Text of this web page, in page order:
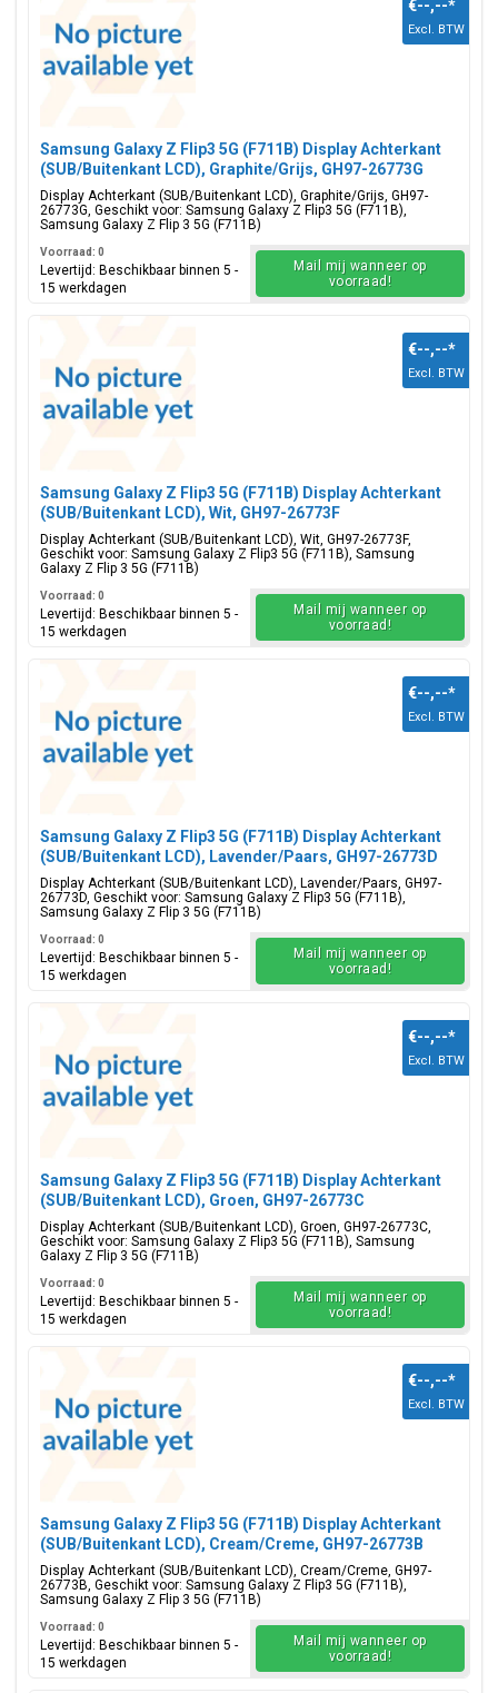
Samsung Galaxy Z Flip3 5G (F711B) Display Achterkant
(SUB/Buitenkant LCD), Graphite/Grijs, GH97-26773G
Display Achterkant (SUB/Buitenkant LCD), Graphite/Grijs, GH97-
26773G, Geschikt voor: Samsung Galaxy Z Flip3 5G (F711B),
Samsung Galaxy Z Flip 3 5G (F711B)
€--,--*
Excl. BTW
Voorraad: 0
Levertijd: Beschikbaar binnen 5 -
15 werkdagen
Mail mij wanneer op
voorraad!
Samsung Galaxy Z Flip3 5G (F711B) Display Achterkant
(SUB/Buitenkant LCD), Wit, GH97-26773F
Display Achterkant (SUB/Buitenkant LCD), Wit, GH97-26773F,
Geschikt voor: Samsung Galaxy Z Flip3 5G (F711B), Samsung
Galaxy Z Flip 3 5G (F711B)
€--,--*
Excl. BTW
Voorraad: 0
Levertijd: Beschikbaar binnen 5 -
15 werkdagen
Mail mij wanneer op
voorraad!
Samsung Galaxy Z Flip3 5G (F711B) Display Achterkant
(SUB/Buitenkant LCD), Lavender/Paars, GH97-26773D
Display Achterkant (SUB/Buitenkant LCD), Lavender/Paars, GH97-
26773D, Geschikt voor: Samsung Galaxy Z Flip3 5G (F711B),
Samsung Galaxy Z Flip 3 5G (F711B)
€--,--*
Excl. BTW
Voorraad: 0
Levertijd: Beschikbaar binnen 5 -
15 werkdagen
Mail mij wanneer op
voorraad!
Samsung Galaxy Z Flip3 5G (F711B) Display Achterkant
(SUB/Buitenkant LCD), Groen, GH97-26773C
Display Achterkant (SUB/Buitenkant LCD), Groen, GH97-26773C,
Geschikt voor: Samsung Galaxy Z Flip3 5G (F711B), Samsung
Galaxy Z Flip 3 5G (F711B)
€--,--*
Excl. BTW
Voorraad: 0
Levertijd: Beschikbaar binnen 5 -
15 werkdagen
Mail mij wanneer op
voorraad!
Samsung Galaxy Z Flip3 5G (F711B) Display Achterkant
(SUB/Buitenkant LCD), Cream/Creme, GH97-26773B
Display Achterkant (SUB/Buitenkant LCD), Cream/Creme, GH97-
26773B, Geschikt voor: Samsung Galaxy Z Flip3 5G (F711B),
Samsung Galaxy Z Flip 3 5G (F711B)
€--,--*
Excl. BTW
Voorraad: 0
Levertijd: Beschikbaar binnen 5 -
15 werkdagen
Mail mij wanneer op
voorraad!